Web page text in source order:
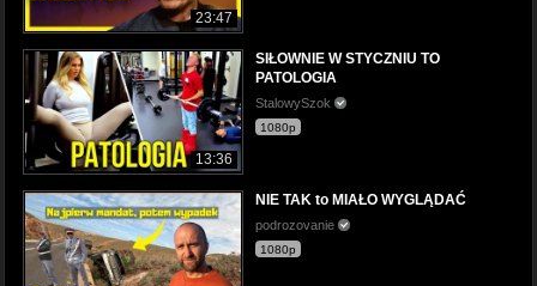
23:47
13:36
SIŁOWNIE W STYCZNIU TO
PATOLOGIA
StalowySzok
1080p
NIE TAK to MIAŁO WYGLĄDAĆ
podrozovanie
1080p